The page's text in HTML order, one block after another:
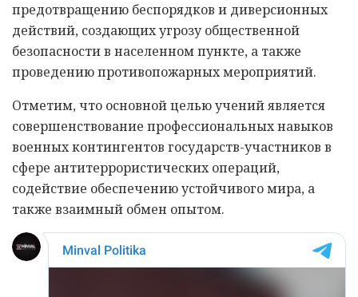
предотвращению беспорядков и диверсионных
действий, создающих угрозу общественной
безопасности в населенном пункте, а также
проведению противопожарных мероприятий.
Отметим, что основной целью учений является
совершенствование профессиональных навыков
военных контингентов государств-участников в
сфере антитеррористических операций,
содействие обеспечению устойчивого мира, а
также взаимный обмен опытом.